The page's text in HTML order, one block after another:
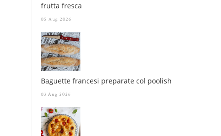
frutta fresca
05 Aug 2026
Baguette francesi preparate col poolish
03 Aug 2026